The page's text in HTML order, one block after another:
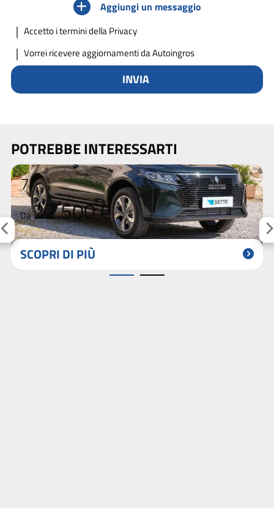
Aggiungi un messaggio
Accettoi termini della Privacy
Vorrei ricevere aggiornamenti da Autoingros
INVIA
POTREBBE INTERESSARTI
7
Da22.500 €
SCOPRI DI PIÙ